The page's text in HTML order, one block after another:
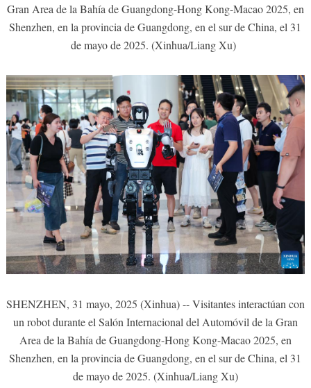
Gran Area de la Bahía de Guangdong-Hong Kong-Macao 2025, en
Shenzhen, en la provincia de Guangdong, en el sur de China, el 31
de mayo de 2025. (Xinhua/Liang Xu)
SHENZHEN, 31 mayo, 2025 (Xinhua) -- Visitantes interactúan con
un robot durante el Salón Internacional del Automóvil de la Gran
Area de la Bahía de Guangdong-Hong Kong-Macao 2025, en
Shenzhen, en la provincia de Guangdong, en el sur de China, el 31
de mayo de 2025. (Xinhua/Liang Xu)